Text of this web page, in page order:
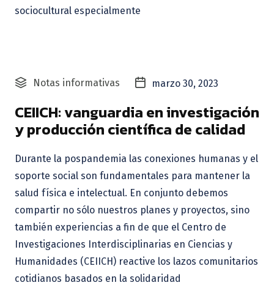
sociocultural especialmente
Notas informativas marzo 30, 2023
CEIICH: vanguardia en investigación
y producción científica de calidad
Durante la pospandemia las conexiones humanas y el
soporte social son fundamentales para mantener la
salud física e intelectual. En conjunto debemos
compartir no sólo nuestros planes y proyectos, sino
también experiencias a fin de que el Centro de
Investigaciones Interdisciplinarias en Ciencias y
Humanidades (CEIICH) reactive los lazos comunitarios
cotidianos basados en la solidaridad